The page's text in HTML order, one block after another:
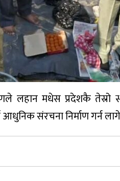
लहान मधेस प्रदेशकै तेस्रो
संरचना निर्माण गर्न